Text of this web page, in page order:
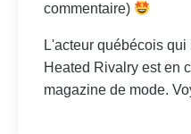
commentaire)
L'acteur québécois
Heated Rivalry est en
magazine de mode.